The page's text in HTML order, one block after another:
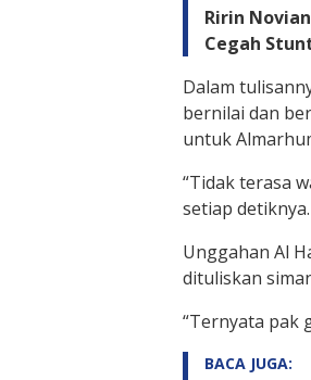
Ririn
Cegah
Dalam
bernilai dan
untuk
“Tidak terasa
setiap
Unggahan Al
dituliskan
“Ternyata pak
BACA JUGA: